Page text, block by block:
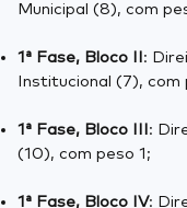
Municipal (8), com
1ª Fase, Bloco II :
Institucional (7), com
1ª Fase, Bloco III :
(10), com peso 1;
1ª Fase, Bloco IV: